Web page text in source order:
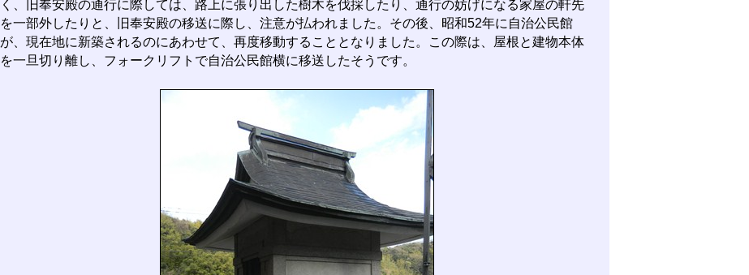
く、旧奉安殿の通行に際しては、路上に張り出した樹木を伐採したり、通行の妨げになる家屋の軒先
を一部外したりと、旧奉安殿の移送に際し、注意が払われました。その後、昭和52年に自治公民館
が、現在地に新築されるのにあわせて、再度移動することとなりました。この際は、屋根と建物本体
を一旦切り離し、フォークリフトで自治公民館横に移送したそうです。